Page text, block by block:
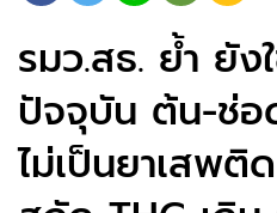
รมว.สธ. ย้ำ ยัง
ปัจจุบัน ต้น-ช่
ไม่เป็นยาเสพติ